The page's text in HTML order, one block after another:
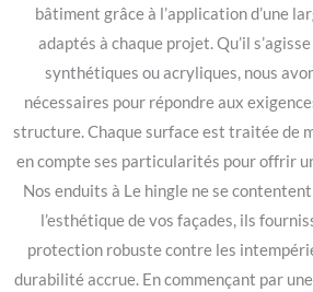
bâtiment grâce à l’application d’une
adaptés à chaque projet. Qu’il
synthétiques ou acryliques, nous
nécessaires pour répondre aux
structure. Chaque surface est traitée de
en compte ses particularités pour offrir
Nos enduits à Le hingle ne se
l’esthétique de vos façades, ils
protection robuste contre les
durabilité accrue. En commençant par